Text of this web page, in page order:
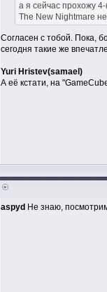
а я сейчас прохожу
The New Nightmare
Согласен с тобой. Пока,
сегодня такие же
Yuri Hristev(samael)
А её кстати, на
aspyd Не знаю,